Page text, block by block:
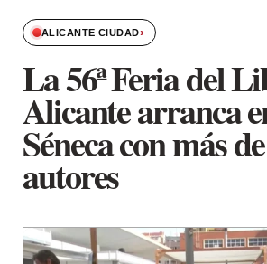
ALICANTE CIUDAD›
La 56ª Feria del
Alicante arranca
Séneca con más
autores